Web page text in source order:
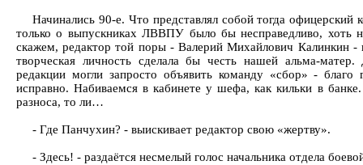
Начинались 90-е. Что представлял собой тогда офицерский
только о выпускниках ЛВВПУ было бы несправедливо, хоть
скажем, редактор той поры - Валерий Михайлович Калинкин
творческая личность сделала бы честь нашей альма-
редакции могли запросто объявить команду «сбор» - благо
исправно. Набиваемся в кабинете у шефа, как кильки в
разноса, то ли…
- Где Панчухин? - выискивает редактор свою «жертву».
- Здесь! - раздаётся несмелый голос начальника отдела